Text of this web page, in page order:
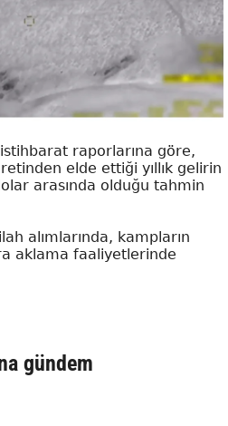
raporlarına göre,
elde ettiği yıllık gelirin
arasında olduğu tahmin
alımlarında, kampların
aklama faaliyetlerinde
gündem